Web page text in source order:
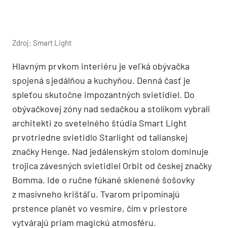
Zdroj: Smart Light
Hlavným prvkom interiéru je veľká obývačka
spojená s jedálňou a kuchyňou. Denná časť je
spleťou skutočne impozantných svietidiel. Do
obývačkovej zóny nad sedačkou a stolíkom vybrali
architekti zo svetelného štúdia Smart Light
prvotriedne svietidlo Starlight od talianskej
značky Henge. Nad jedálenským stolom dominuje
trojica závesných svietidiel Orbit od českej značky
Bomma. Ide o ručne fúkané sklenené šošovky
z masívneho krištáľu. Tvarom pripomínajú
prstence planét vo vesmíre, čím v priestore
vytvárajú priam magickú atmosféru.